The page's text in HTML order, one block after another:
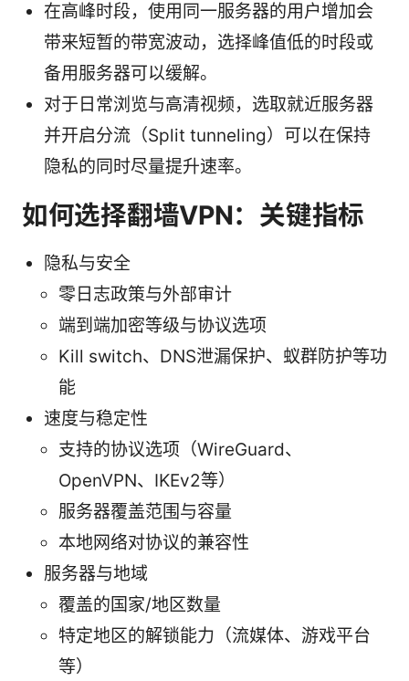
在高峰时段，使用同一服务器的用户增加会
带来短暂的带宽波动，选择峰值低的时段或
备用服务器可以缓解。
对于日常浏览与高清视频，选取就近服务器
并开启分流（Split tunneling）可以在保持
隐私的同时尽量提升速率。
如何选择翻墙VPN：关键指标
隐私与安全
零日志政策与外部审计
端到端加密等级与协议选项
Kill switch、DNS泄漏保护、蚁群防护等功
能
速度与稳定性
支持的协议选项（WireGuard、
OpenVPN、IKEv2等）
服务器覆盖范围与容量
本地网络对协议的兼容性
服务器与地域
覆盖的国家/地区数量
特定地区的解锁能力（流媒体、游戏平台
等）